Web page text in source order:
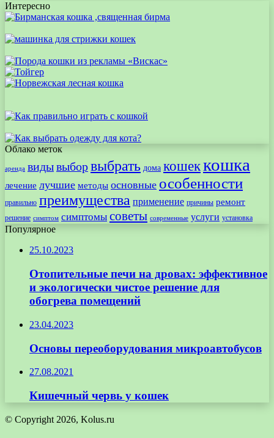
Интересно
Облако меток
аренда видывыборвыбрать дома кошеккошка
лечение лучшие методы основные особенности
правильно преимущества применение причины ремонт
решение симптом симптомы советы современные услуги установка
Популярное
25.10.2023
Отопительные печи на дровах: эффективное
и экологически чистое решение для
обогрева помещений
23.04.2023
Основы переоборудования микроавтобусов
27.08.2021
Кишечный червь у кошек
© Copyright 2026, Kolus.ru